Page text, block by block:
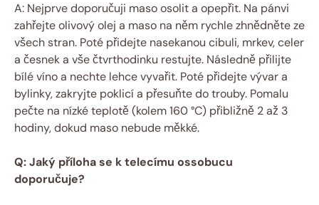
A: Nejprve doporučuji maso osolit a opepřit. Na pánvi
zahřejte olivový olej a maso na něm rychle zhnědněte ze
všech stran. Poté přidejte nasekanou cibuli, mrkev, celer
a česnek a vše čtvrthodinku restujte. Následně přilijte
bílé víno a nechte lehce vyvařit. Poté přidejte vývar a
bylinky, zakryjte poklicí a přesuňte do trouby. Pomalu
pečte na nízké teplotě (kolem 160 °C) přibližně 2 až 3
hodiny, dokud maso nebude měkké.
Q: Jaký příloha se k telecímu ossobucu
doporučuje?